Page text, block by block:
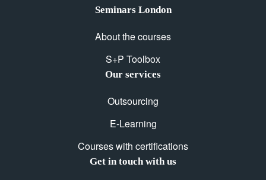
Seminars London
About the courses
S+P Toolbox
Our services
Outsourcing
E-Learning
Courses with certifications
Get in touch with us